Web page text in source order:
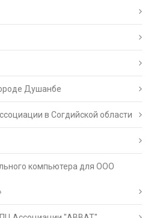
Душанбе
в Согдийской области
компьютера для ООО